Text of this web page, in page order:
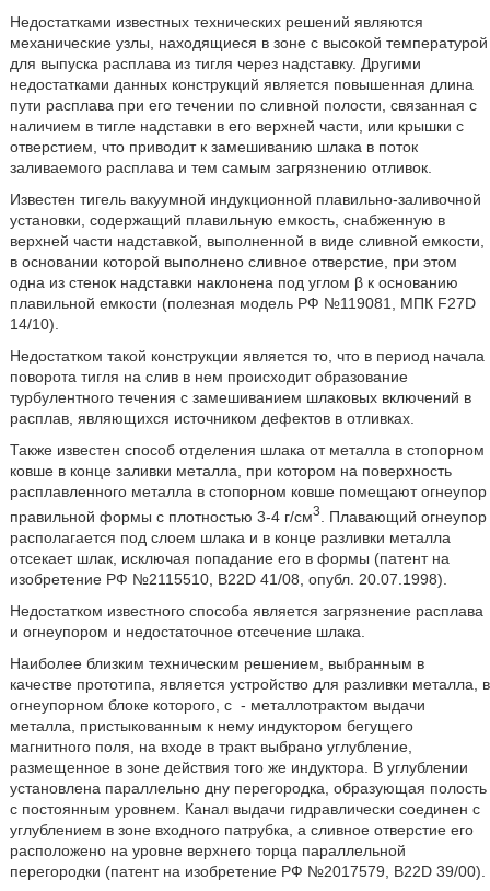
Недостатками известных технических решений являются
механические узлы, находящиеся в зоне с высокой температурой
для выпуска расплава из тигля через надставку. Другими
недостатками данных конструкций является повышенная длина
пути расплава при его течении по сливной полости, связанная с
наличием в тигле надставки в его верхней части, или крышки с
отверстием, что приводит к замешиванию шлака в поток
заливаемого расплава и тем самым загрязнению отливок.
Известен тигель вакуумной индукционной плавильно-заливочной
установки, содержащий плавильную емкость, снабженную в
верхней части надставкой, выполненной в виде сливной емкости,
в основании которой выполнено сливное отверстие, при этом
одна из стенок надставки наклонена под углом β к основанию
плавильной емкости (полезная модель РФ №119081, МПК F27D
14/10).
Недостатком такой конструкции является то, что в период начала
поворота тигля на слив в нем происходит образование
турбулентного течения с замешиванием шлаковых включений в
расплав, являющихся источником дефектов в отливках.
Также известен способ отделения шлака от металла в стопорном
ковше в конце заливки металла, при котором на поверхность
расплавленного металла в стопорном ковше помещают огнеупор
правильной формы с плотностью 3-4 г/см3
. Плавающий огнеупор
располагается под слоем шлака и в конце разливки металла
отсекает шлак, исключая попадание его в формы (патент на
изобретение РФ №2115510, B22D 41/08, опубл. 20.07.1998).
Недостатком известного способа является загрязнение расплава
и огнеупором и недостаточное отсечение шлака.
Наиболее близким техническим решением, выбранным в
качестве прототипа, является устройство для разливки металла, в
огнеупорном блоке которого, с - металлотрактом выдачи
металла, пристыкованным к нему индуктором бегущего
магнитного поля, на входе в тракт выбрано углубление,
размещенное в зоне действия того же индуктора. В углублении
установлена параллельно дну перегородка, образующая полость
с постоянным уровнем. Канал выдачи гидравлически соединен с
углублением в зоне входного патрубка, а сливное отверстие его
расположено на уровне верхнего торца параллельной
перегородки (патент на изобретение РФ №2017579, B22D 39/00).